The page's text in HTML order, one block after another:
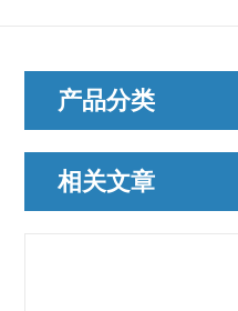
产品分类
相关文章